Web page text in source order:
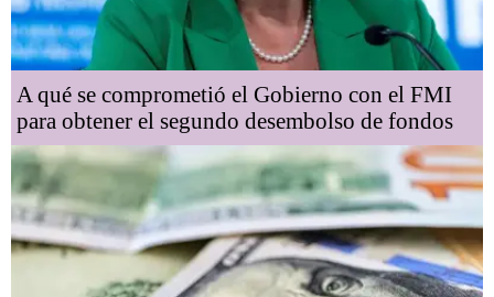
A qué se comprometió el Gobierno con el FMI
para obtener el segundo desembolso de fondos